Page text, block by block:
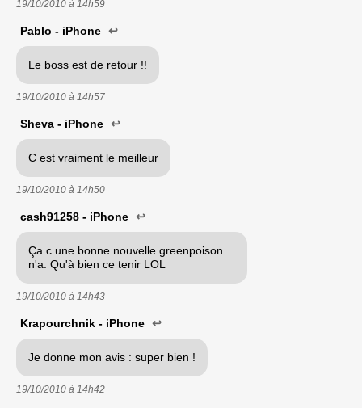
19/10/2010 à 14h59
Pablo - iPhone ↩
Le boss est de retour !!
19/10/2010 à 14h57
Sheva - iPhone ↩
C est vraiment le meilleur
19/10/2010 à 14h50
cash91258 - iPhone ↩
Ça c une bonne nouvelle greenpoison
n'a. Qu'à bien ce tenir LOL
19/10/2010 à 14h43
Krapourchnik - iPhone ↩
Je donne mon avis : super bien !
19/10/2010 à 14h42